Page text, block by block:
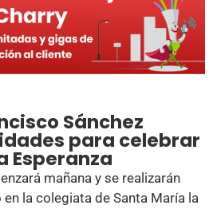
Sánchez
para celebrar
Esperanza
mañana y se realizarán
la colegiata de Santa María la